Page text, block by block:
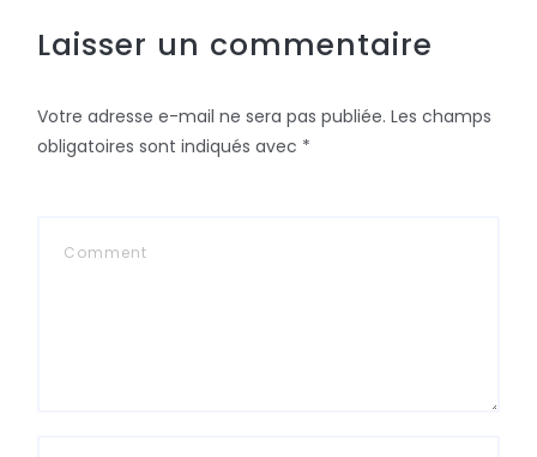
Laisser un commentaire
Votre adresse e-mail ne sera pas publiée. Les champs
obligatoires sont indiqués avec *